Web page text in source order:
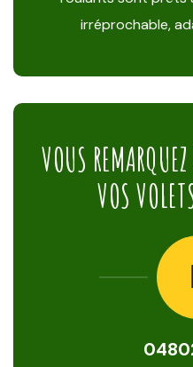
irréprochable,
VOUS
VOS